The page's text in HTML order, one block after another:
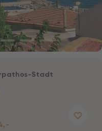
Stadt